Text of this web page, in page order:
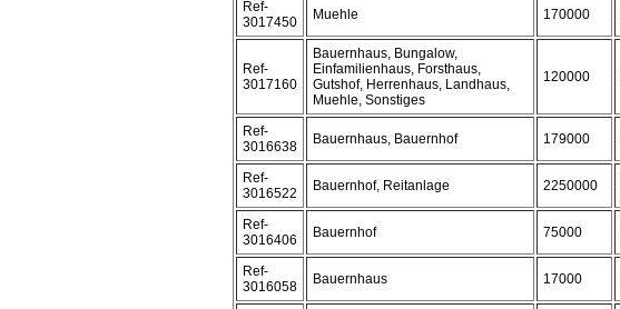
Ref-
3017450
Muehle 170000
Ref-
3017160
Bauernhaus, Bungalow,
Einfamilienhaus, Forsthaus,
Gutshof, Herrenhaus, Landhaus,
Muehle, Sonstiges
120000
Ref-
3016638
Bauernhaus, Bauernhof 179000
Ref-
3016522
Bauernhof, Reitanlage 2250000
Ref-
3016406
Bauernhof 75000
Ref-
3016058
Bauernhaus 17000